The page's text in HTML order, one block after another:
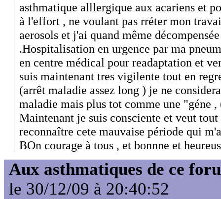
asthmatique alllergique aux acariens et
à l'effort , ne voulant pas rréter mon
aerosols et j'ai quand même
.Hospitalisation en urgence par ma
en centre médical pour readaptation et
suis maintenant tres vigilente tout en
(arrêt maladie assez long ) je ne
maladie mais plus tot comme une "géne ,
Maintenant je suis consciente et veut
reconnaître cete mauvaise période qui
BOn courage à tous , et bonnne et
Aux asthmatiques de ce
le 30/12/09 à 20:40:52